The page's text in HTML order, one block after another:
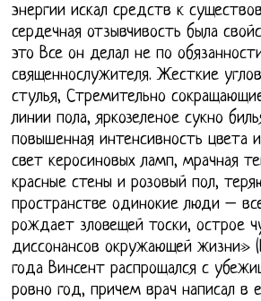
энергии искал средств к
сердечная отзывчивость была
это Все он делал не по
священнослужителя. Жесткие
стулья, Стремительно
линии пола, яркозеленое сукно
повышенная интенсивность цвета
свет керосиновых ламп, мрачная
красные стены и розовый пол,
пространстве одинокие люди –
рождает зловещей тоски, острое
диссонансов окружающей жизни»
года Винсент распрощался с
ровно год, причем врач написал в